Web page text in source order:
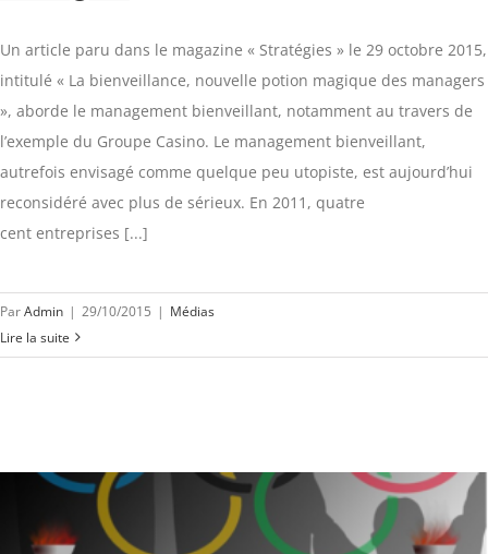
Un article paru dans le magazine « Stratégies » le 29 octobre 2015,
intitulé « La bienveillance, nouvelle potion magique des managers
», aborde le management bienveillant, notamment au travers de
l’exemple du Groupe Casino. Le management bienveillant,
autrefois envisagé comme quelque peu utopiste, est aujourd’hui
reconsidéré avec plus de sérieux. En 2011, quatre
cent entreprises [...]
ParAdmin | 29/10/2015 | Médias
Lire la suite